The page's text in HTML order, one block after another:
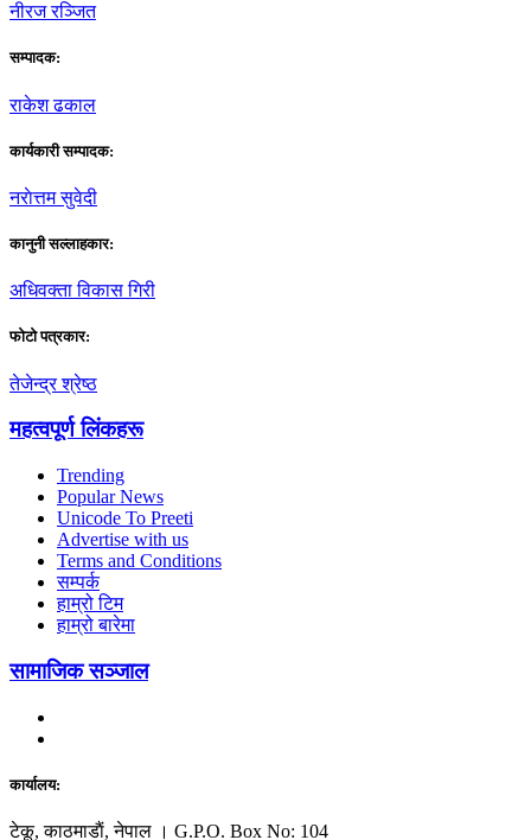
नीरज रञ्जित
सम्पादक:
राकेश ढकाल
कार्यकारी सम्पादक:
नराेत्तम सुवेदी
कानुनी सल्लाहकार:
अधिवक्ता विकास गिरी
फाेटाे पत्रकार:
तेजेन्द्र श्रेष्ठ
महत्वपूर्ण लिंकहरू
Trending
Popular News
Unicode To Preeti
Advertise with us
Terms and Conditions
सम्पर्क
हाम्रो टिम
हाम्रो बारेमा
सामाजिक सञ्जाल
कार्यालय:
टेकू, काठमाडाैं, नेपाल । G.P.O. Box No: 104